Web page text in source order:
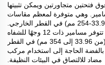
فتحتين متجاورتين ويمكن تثبيتها
وهي متوفرة لمعظم مقاسات
الشفاه من 1 1/3 إلى 10 بوصة (33.96-254 مم) في القطر الخارجي.
وبديلاً عن المسامير برأس سداسي، تتوفر مسامير ذات 12 وجهًا للشفاه
CF من 2 3/4 إلى 10 بوصة (من 33.96 إلى 354 مم) في القطر
الحاجة إلى استخدام مركب
مضاد للالتصاق في البيئات النظيفة.